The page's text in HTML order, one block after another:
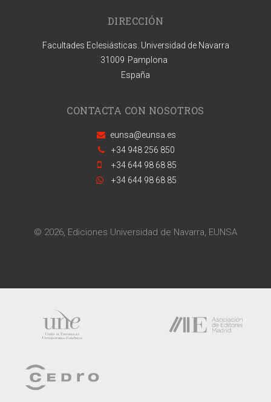
DIRECCIÓN
Facultades Eclesiásticas. Universidad de Navarra
31009 Pamplona
España
CONTACTA CON NOSOTROS
eunsa@eunsa.es
+34 948 256 850
+34 644 98 68 85
+34 644 98 68 85
© 2026, Ediciones Universidad de Navarra, EUNSA